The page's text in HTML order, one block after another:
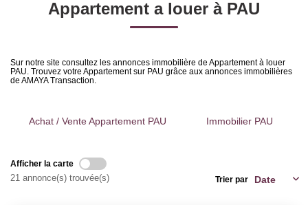
Sélectionnez...
Surface min
Créer une alerte
Appartement a louer à PAU
Sur notre site consultez les annonces immobilière de Appartement à louer
PAU. Trouvez votre Appartement sur PAU grâce aux annonces immobilières
de AMAYA Transaction.
Achat / Vente Appartement PAU Immobilier PAU
Afficher la carte
21 annonce(s) trouvée(s) Trier par